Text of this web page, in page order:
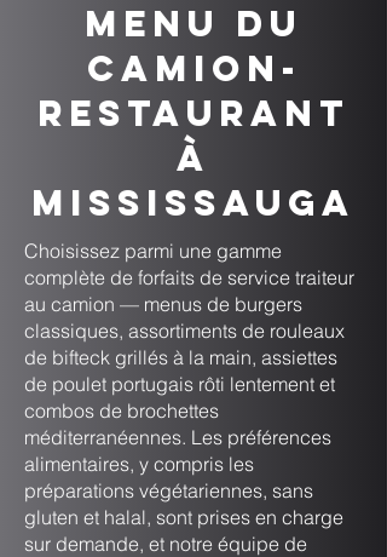
Menu du
camion-
restaurant
à
Mississauga
Choisissez parmi une gamme
complète de forfaits de service traiteur
au camion — menus de burgers
classiques, assortiments de rouleaux
de bifteck grillés à la main, assiettes
de poulet portugais rôti lentement et
combos de brochettes
méditerranéennes. Les préférences
alimentaires, y compris les
préparations végétariennes, sans
gluten et halal, sont prises en charge
sur demande, et notre équipe de